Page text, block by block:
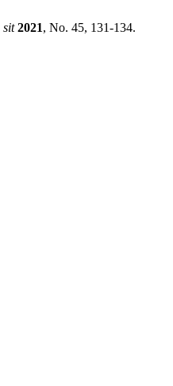
sit 2021, No. 45, 131-134.